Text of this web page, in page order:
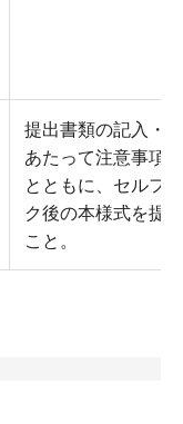
提出書類の記入・
あたって注意事項
とともに、セルフ
ク後の本様式を提
こと。